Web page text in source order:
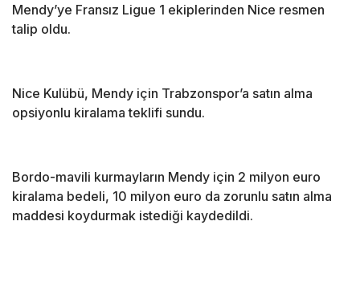
Mendy’ye Fransız Ligue 1 ekiplerinden Nice resmen
talip oldu.
Nice Kulübü, Mendy için Trabzonspor’a satın alma
opsiyonlu kiralama teklifi sundu.
Bordo-mavili kurmayların Mendy için 2 milyon euro
kiralama bedeli, 10 milyon euro da zorunlu satın alma
maddesi koydurmak istediği kaydedildi.